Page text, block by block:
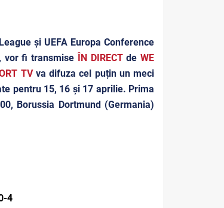
și UEFA Europa Conference
vor fi transmise ÎN DIRECTdeWE
TVva difuza cel puțin un meci
pentru 15, 16 și 17 aprilie. Prima
Borussia Dortmund (Germania)
4